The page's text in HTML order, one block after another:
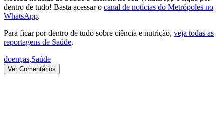
dentro de tudo! Basta acessar o canal de notícias do Metrópoles no
WhatsApp.
Para ficar por dentro de tudo sobre ciência e nutrição, veja todas as
reportagens de Saúde.
doenças,Saúde
Ver Comentários